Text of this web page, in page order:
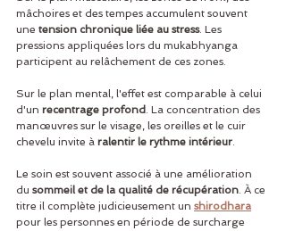
mâchoires et des tempes accumulent souvent
une tension chronique liée au stress. Les
pressions appliquées lors du mukabhyanga
participent au relâchement de ces zones.
Sur le plan mental, l'effet est comparable à celui
d'un recentrage profond . La concentration des
manœuvres sur le visage, les oreilles et le cuir
chevelu invite à ralentir le rythme intérieur.
Le soin est souvent associé à une amélioration
du sommeil et de la qualité de récupération. À ce
titre il complète judicieusement un shirodhara
pour les personnes en période de surcharge